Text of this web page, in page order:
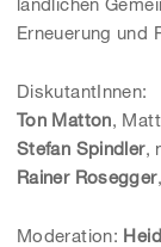
Erneuerung und
DiskutantInnen:
Ton Matton,
Stefan Spindler,
Rainer Rosegger
Moderation: